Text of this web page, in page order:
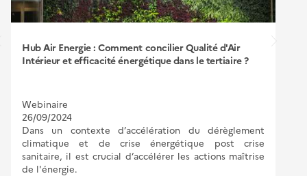
Hub Air Energie : Comment concilier Qualité d'Air
Intérieur et efficacité énergétique dans le tertiaire ?
Webinaire
26/09/2024
Dans un contexte d’accélération du dérèglement
climatique et de crise énergétique post crise
sanitaire, il est crucial d’accélérer les actions maîtrise
de l'énergie.